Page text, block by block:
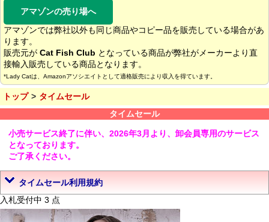
アマゾンの売り場へ
アマゾンでは弊社以外も同じ商品やコピー品を販売している場合があ
ります。
販売元が Cat Fish Club となっている商品が弊社がメーカーより直
接輸入販売している商品となります。
*Lady Catは、Amazonアソシエイトとして適格販売により収入を得ています。
トップ
タイムセール
タイムセール
小売サービス終了に伴い、2026年3月より、卸会員専用のサービス
となっております。
ご了承ください。
タイムセール利用規約
入札受付中 3 点